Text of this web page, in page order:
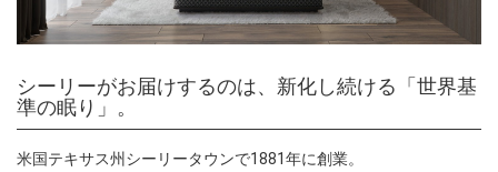
シーリーがお届けするのは、新化し続ける「世界基
準の眠り」。
米国テキサス州シーリータウンで1881年に創業。